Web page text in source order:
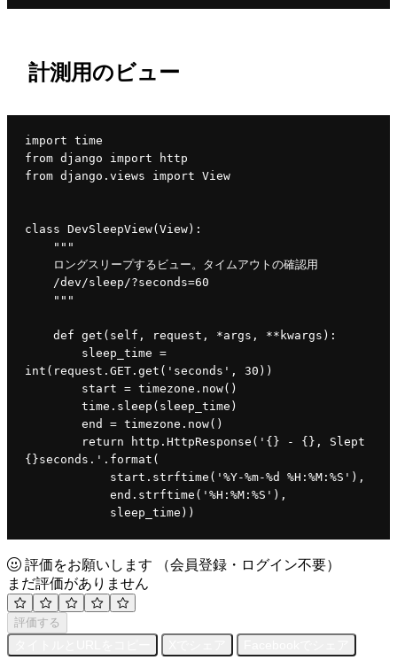
計測用のビュー
import time
from django import http
from django.views import View
class DevSleepView(View):
    """
    ロングスリープするビュー。タイムアウトの確認用
    /dev/sleep/?seconds=60
    """
    def get(self, request, *args, **kwargs):
int(request.GET.get('seconds', 30))
        start = timezone.now()
        time.sleep(sleep_time)
        end = timezone.now()
{}seconds.'.format(
            start.strftime('%Y-%m-%d %H:%M:%S'),
            end.strftime('%H:%M:%S'),
            sleep_time))
評価をお願いします
（会員登録・ログイン不要）
まだ評価がありません
評価する